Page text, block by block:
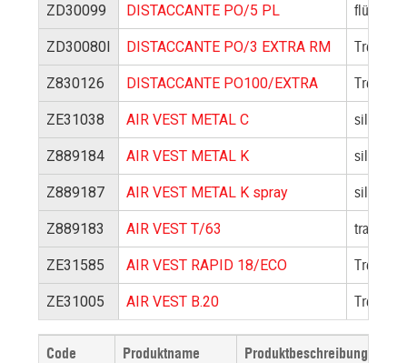
ZD30099 DISTACCANTE PO/5 PL
ZD30080I DISTACCANTE PO/3 EXTRA RM
Z830126 DISTACCANTE PO100/EXTRA
ZE31038 AIR VEST METAL C
Z889184 AIR VEST METAL K
Z889187 AIR VEST METAL K spray
Z889183 AIR VEST T/63
ZE31585 AIR VEST RAPID 18/ECO
ZE31005 AIR VEST B.20
Code Produktname
Produktbeschreibung